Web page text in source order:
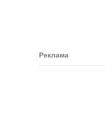
Реклама